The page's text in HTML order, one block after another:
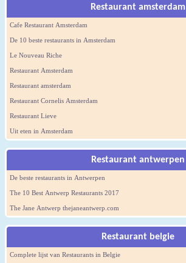
Restaurant amsterdam
Cafe Restaurant Amsterdam
De 10 beste restaurants in Amsterdam
Le Nouveau Riche
Restaurant Amsterdam
Restaurant amsterdam
Restaurant Cornelis Amsterdam
Restaurant Lieve
Uit eten in Amsterdam
Restaurant antwerpen
De beste restaurants in Antwerpen
The 10 Best Antwerp Restaurants 2017
The Jane Antwerp thejaneantwerp.com
Restaurant belgie
Complete lijst van Restaurants in Belgie